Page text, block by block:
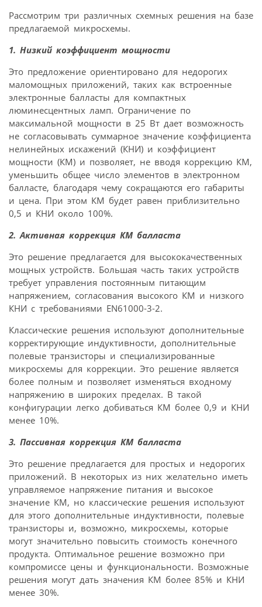
Рассмотрим три различных схемных решения на базе
предлагаемой микросхемы.
1. Низкий коэффициент мощности
Это предложение ориентировано для недорогих
маломощных приложений, таких как встроенные
электронные балласты для компактных
люминесцентных ламп. Ограничение по
максимальной мощности в 25 Вт дает возможность
не согласовывать суммарное значение коэффициента
нелинейных искажений (КНИ) и коэффициент
мощности (КМ) и позволяет, не вводя коррекцию КМ,
уменьшить общее число элементов в электронном
балласте, благодаря чему сокращаются его габариты
и цена. При этом КМ будет равен приблизительно
0,5 и КНИ около 100%.
2. Активная коррекция КМ балласта
Это решение предлагается для высококачественных
мощных устройств. Большая часть таких устройств
требует управления постоянным питающим
напряжением, согласования высокого КМ и низкого
КНИ с требованиями EN61000-3-2.
Классические решения используют дополнительные
корректирующие индуктивности, дополнительные
полевые транзисторы и специализированные
микросхемы для коррекции. Это решение является
более полным и позволяет изменяться входному
напряжению в широких пределах. В такой
конфигурации легко добиваться КМ более 0,9 и КНИ
менее 10%.
3. Пассивная коррекция КМ балласта
Это решение предлагается для простых и недорогих
приложений. В некоторых из них желательно иметь
управляемое напряжение питания и высокое
значение КМ, но классические решения используют
для этого дополнительные индуктивности, полевые
транзисторы и, возможно, микросхемы, которые
могут значительно повысить стоимость конечного
продукта. Оптимальное решение возможно при
компромиссе цены и функциональности. Возможные
решения могут дать значения КМ более 85% и КНИ
менее 30%.